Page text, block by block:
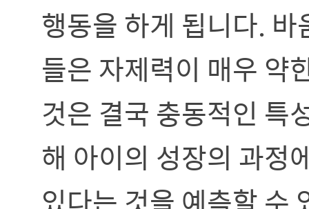
행동을 하게 됩니다.
들은 자제력이 매우 약
것은 결국 충동적인 특
해 아이의 성장의 과정